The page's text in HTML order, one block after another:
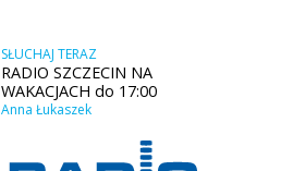
SŁUCHAJ TERAZ
RADIO SZCZECIN NA
WAKACJACH do 17:00
Anna Łukaszek